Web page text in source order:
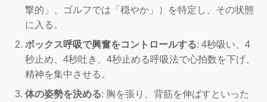
撃的」、ゴルフでは「穏やか」）を特定し、その状態
に入る。
ボックス呼吸で興奮をコントロールする: 4秒吸い、4
秒止め、4秒吐き、4秒止める呼吸法で心拍数を下げ、
精神を集中させる。
体の姿勢を決める: 胸を張り、背筋を伸ばすといった